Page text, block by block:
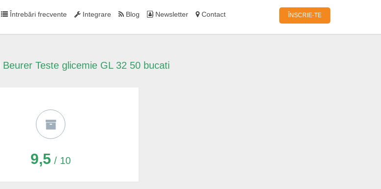
Întrebări frecvente Integrare Blog Newsletter Contact ÎNSCRIE-TE
Beurer Teste glicemie GL 32 50 bucati
9,5 / 10